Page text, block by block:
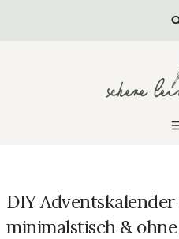
DIY
minimalstisch &